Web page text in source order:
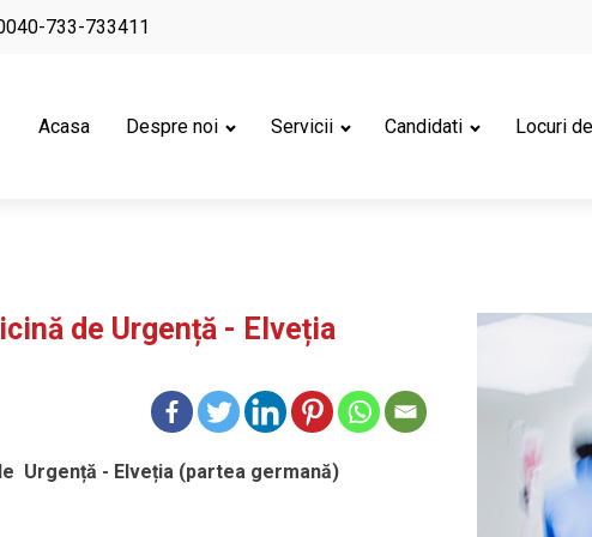
733-733411
Acasa Despre noi Servicii Candidati Locuri
de Urgență - Elveția
Urgență - Elveția (partea germană)